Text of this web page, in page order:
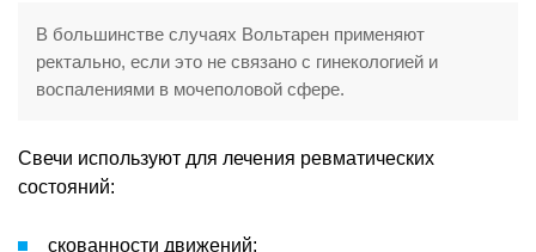
В большинстве случаях Вольтарен применяют
ректально, если это не связано с гинекологией и
воспалениями в мочеполовой сфере.
Свечи используют для лечения ревматических
состояний:
скованности движений;